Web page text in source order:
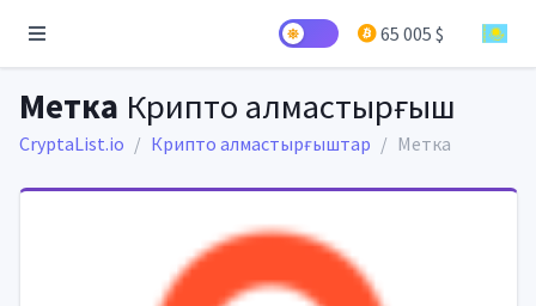
65 005 $
Метка Крипто алмастырғыш
CryptaList.io Крипто алмастырғыштар Метка